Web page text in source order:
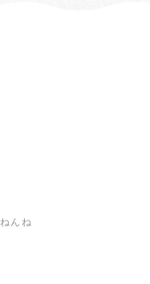
ねんね